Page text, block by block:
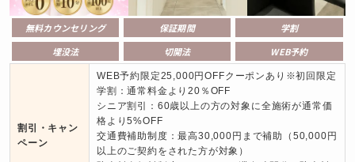
無料カウンセリング 保証期間
学割
埋没法
切開法 WEB予約
割引・キャン
ペーン
WEB予約限定25,000円OFFクーポンあり※初回限定
学割：通常料金より20％OFF
シニア割引：60歳以上の方の対象に全施術が通常価
格より5%OFF
交通費補助制度：最高30,000円まで補助（50,000円
以上のご契約をされた方が対象）